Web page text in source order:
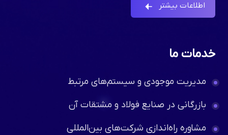
اطلاعات بیشتر
خدمات ما
مدیریت موجودی و سیستم‌های مرتبط
بازرگانی در صنایع فولاد و مشتقات آن
مشاوره راه‌اندازی شرکت‌های بین‌المللی